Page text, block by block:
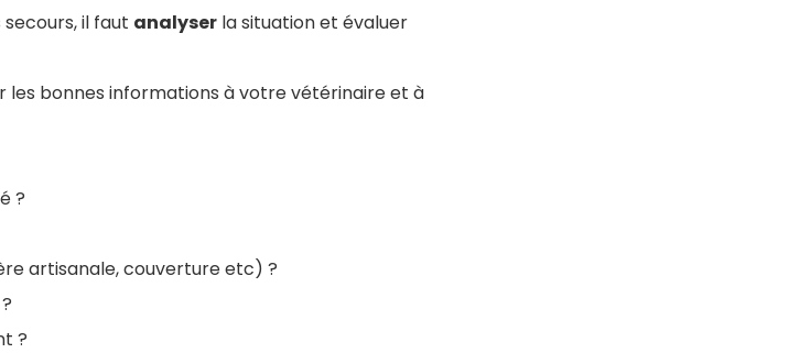
il faut analyser la situation et évaluer
les bonnes informations à votre vétérinaire et à
?
artisanale, couverture etc) ?
?